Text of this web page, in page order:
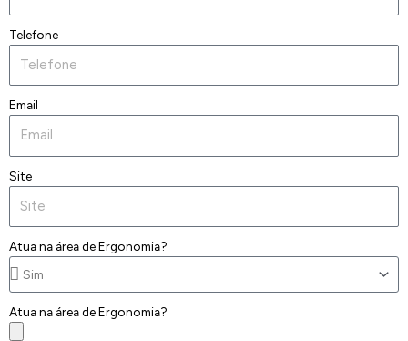
Telefone
Email
Site
Atua na área de Ergonomia?
Atua na área de Ergonomia?